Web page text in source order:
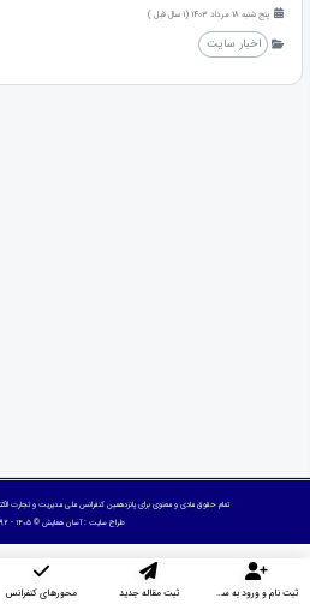
پنج شنبه 18 مرداد 1403 (1 سال قبل )
اخبار سایت
تمام حقوق مادی و معنوی برای پانزدهمین کنفرانس ملی مدیریت و تجارت
طراح سایت :آسان همایش © ۱۴۰۵ - 1392 نسخه 9.11
ثبت نام و ورود به سایت ثبت مقاله جدید محورهای کنفرانس